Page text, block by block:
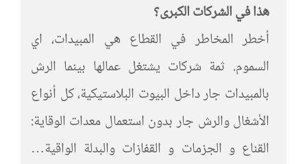
هذا في الشركات الكبرى؟
أخطر المخاطر في القطاع هي المبيدات، اي
السموم. ثمة شركات يشتغل عمالها بينما الرش
بالمبيدات جار داخل البيوت البلاستيكية، كل أنواع
الأشغال والرش جار بدون استعمال معدات الوقاية:
القناع و الجزمات و القفازات والبدلة الواقية…